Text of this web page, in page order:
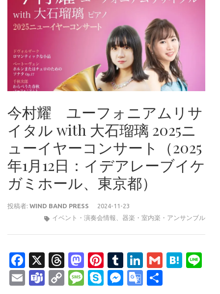
今村耀 ユーフォニアムリサ
イタル with 大石瑠璃 2025ニ
ューイヤーコンサート（2025
年1月12日：イデアレーブイケ
ガミホール、東京都）
投稿者: WIND BAND PRESS
2024-11-23
イベント・演奏会情報
器楽・室内楽・アンサンブル
Facebook
X Threads
Mastodon
Pinterest
Tumblr
LinkedIn
Gmail
EmailTeams
CopyMessage
SkypeMessenger
Google